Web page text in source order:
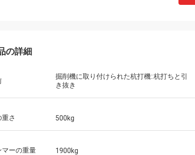
の詳細
掘削機に取り付けられた杭打機::杭打ちと引
き抜き
さ 500kg
マーの重量 1900kg